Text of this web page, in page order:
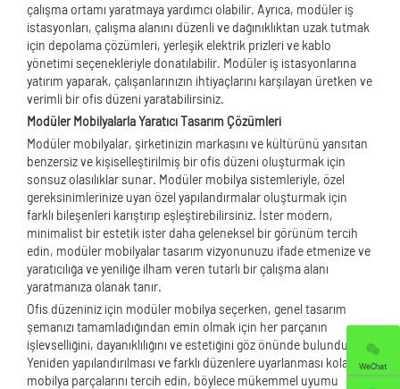
çalışma ortamı yaratmaya yardımcı olabilir. Ayrıca, modüler iş
istasyonları, çalışma alanını düzenli ve dağınıklıktan uzak tutmak
için depolama çözümleri, yerleşik elektrik prizleri ve kablo
yönetimi seçenekleriyle donatılabilir. Modüler iş istasyonlarına
yatırım yaparak, çalışanlarınızın ihtiyaçlarını karşılayan üretken ve
verimli bir ofis düzeni yaratabilirsiniz.
Modüler Mobilyalarla Yaratıcı Tasarım Çözümleri
Modüler mobilyalar, şirketinizin markasını ve kültürünü yansıtan
benzersiz ve kişiselleştirilmiş bir ofis düzeni oluşturmak için
sonsuz olasılıklar sunar. Modüler mobilya sistemleriyle, özel
gereksinimlerinize uyan özel yapılandırmalar oluşturmak için
farklı bileşenleri karıştırıp eşleştirebilirsiniz. İster modern,
minimalist bir estetik ister daha geleneksel bir görünüm tercih
edin, modüler mobilyalar tasarım vizyonunuzu ifade etmenize ve
yaratıcılığa ve yeniliğe ilham veren tutarlı bir çalışma alanı
yaratmanıza olanak tanır.
Ofis düzeniniz için modüler mobilya seçerken, genel tasarım
şemanızı tamamladığından emin olmak için her parçanın
işlevselliğini, dayanıklılığını ve estetiğini göz önünde bulundurun.
Yeniden yapılandırılması ve farklı düzenlere uyarlanması kolay
mobilya parçalarını tercih edin, böylece mükemmel uyumu
WeChat